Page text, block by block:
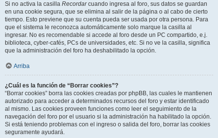
Si no activa la casilla Recordarcuando ingresa al foro, sus datos se guardan
en una cookie segura, que se elimina al salir de la página o al cabo de cierto
tiempo. Esto previene que su cuenta pueda ser usada por otra persona. Para
que el sistema le reconozca automáticamente solo marque la casilla al
ingresar. No es recomendable si accede al foro desde un PC compartido, e.j.
biblioteca, cyber-cafés, PCs de universidades, etc. Si no ve la casilla, significa
que la administración del foro ha deshabilitado la opción.
Arriba
¿Cuál es la función de “Borrar cookies”?
“Borrar cookies” borra las cookies creadas por phpBB, las cuales le mantienen
autorizado para acceder a determinados recursos del foro y estar identificado
al mismo. Las cookies proveen funciones como leer el seguimiento de la
navegación del foro por el usuario si la administración ha habilitado la opción.
Si está teniendo problemas con el ingreso o salida del foro, borrar las cookies
seguramente ayudará.